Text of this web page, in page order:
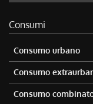
Consumi
Consumo urbano
Consumo
Consumo